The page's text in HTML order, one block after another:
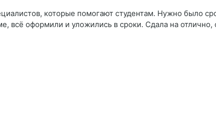
которые помогают студентам. Нужно было
всё оформили и уложились в сроки. Сдала на отлично,